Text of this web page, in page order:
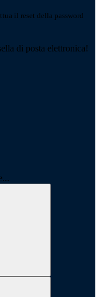
il reset della password
di posta elettronica!